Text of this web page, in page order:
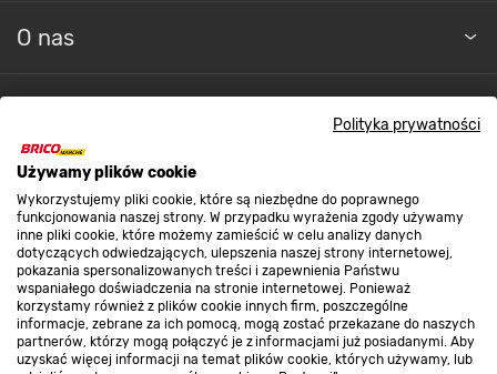
Polityka prywatności
Używamy plików cookie
Wykorzystujemy pliki cookie, które są niezbędne do poprawnego
funkcjonowania naszej strony. W przypadku wyrażenia zgody używamy
inne pliki cookie, które możemy zamieścić w celu analizy danych
dotyczących odwiedzających, ulepszenia naszej strony internetowej,
pokazania spersonalizowanych treści i zapewnienia Państwu
wspaniałego doświadczenia na stronie internetowej. Ponieważ
korzystamy również z plików cookie innych firm, poszczególne
informacje, zebrane za ich pomocą, mogą zostać przekazane do naszych
partnerów, którzy mogą połączyć je z informacjami już posiadanymi. Aby
uzyskać więcej informacji na temat plików cookie, których używamy, lub
O nas
Strefa biznesu
Dołącz do nas